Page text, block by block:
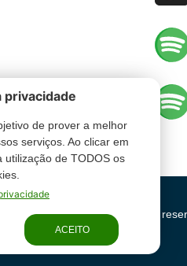
Grupo Oceano - Todos direitos
condições de uso
privacidade
de prover a melhor
serviços. Ao clicar em
utilização de TODOS os
ACEITO